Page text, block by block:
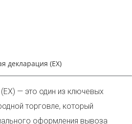
декларация (EX)
— это один из ключевых
торговле, который
оформления вывоза